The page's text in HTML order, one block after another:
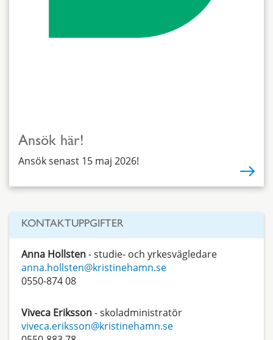
Ansök här!
Ansök senast 15 maj 2026!
KONTAKTUPPGIFTER
Anna Hollsten- studie- och yrkesvägledare
anna.hollsten@kristinehamn.se
0550-874 08
Viveca Eriksson- skoladministratör
viveca.eriksson@kristinehamn.se